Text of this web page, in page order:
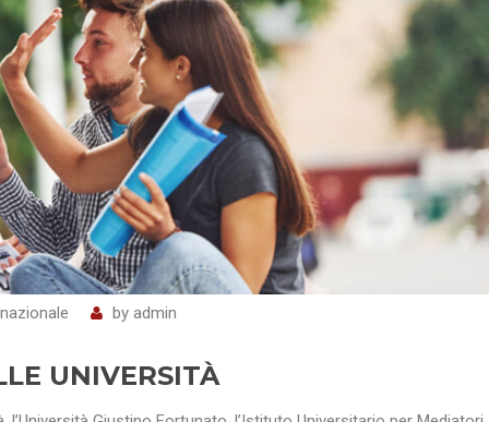
by admin
UNIVERSITÀ